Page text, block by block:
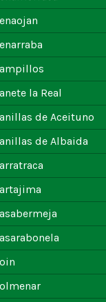
la Real
de Aceituno
de Albaida